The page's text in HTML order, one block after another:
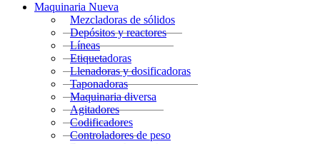
Maquinaria Nueva
Mezcladoras de sólidos
Depósitos y reactores
Líneas
Etiquetadoras
Llenadoras y dosificadoras
Taponadoras
Maquinaria diversa
Agitadores
Codificadores
Controladores de peso